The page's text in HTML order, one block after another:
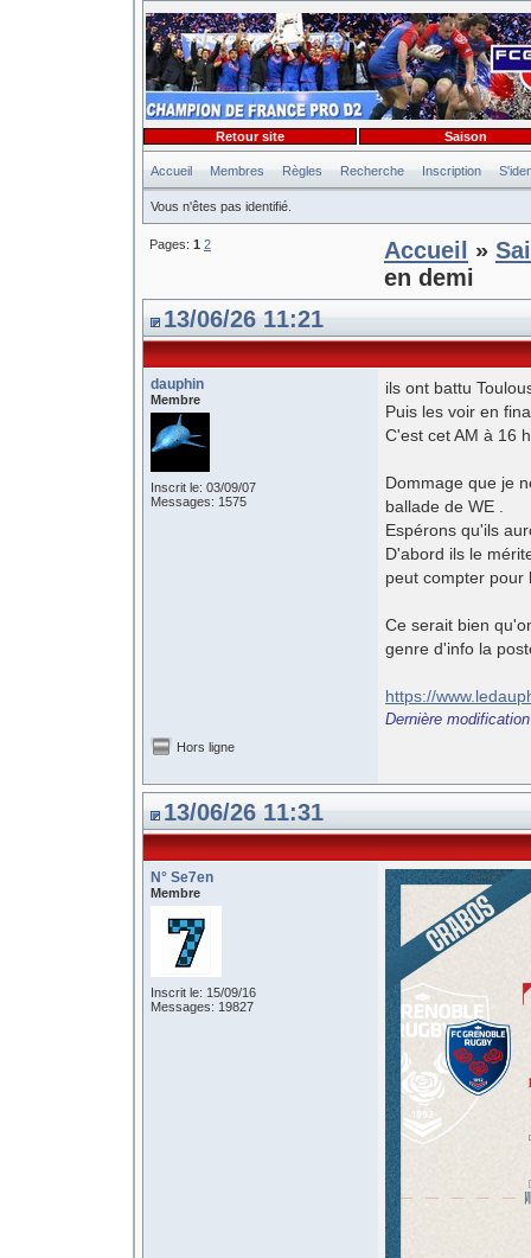
Accueil Membres Règles Recherche Inscription
Vous n'êtes pas identifié.
Retour site Saison
Pages: 1 2 Accueil »
en demi
13/06/26 11:21
dauphin
Membre
Inscrit le: 03/09/07
Messages: 1575
ils ont battu
Puis les voir en
C'est cet AM à 16
Dommage que je
ballade de WE .
Espérons qu'ils
D'abord ils le
peut compter pour
Ce serait bien
genre d'info la
https://
Dernière
Hors ligne
13/06/26 11:31
N° Se7en
Membre
Inscrit le: 15/09/16
Messages: 19827